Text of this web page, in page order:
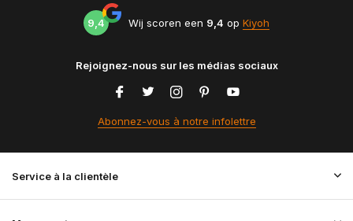
9,4 Wij scoren een 9,4 op Kiyoh
Rejoignez-nous sur les médias sociaux
Abonnez-vous à notre infolettre
Service à la clientèle